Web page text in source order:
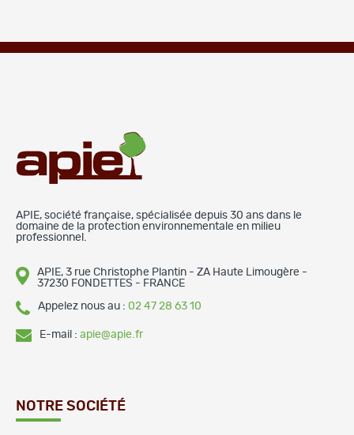
APIE, société française, spécialisée depuis 30 ans dans le
domaine de la protection environnementale en milieu
professionnel.
APIE, 3 rue Christophe Plantin - ZA Haute Limougère -
37230 FONDETTES - FRANCE
Appelez nous au : 02 47 28 63 10
E-mail : apie@apie.fr
NOTRE SOCIÉTÉ